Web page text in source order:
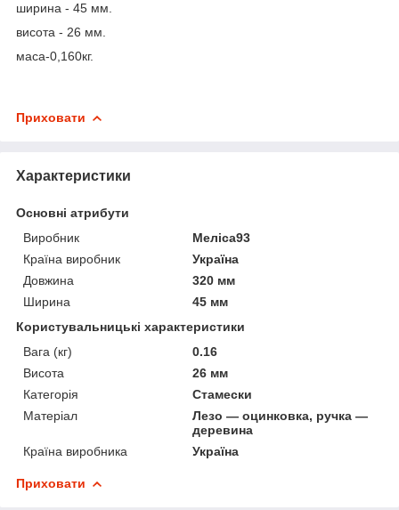
ширина - 45 мм.
висота - 26 мм.
маса-0,160кг.
Приховати
Характеристики
Основні атрибути
Виробник
Меліса93
Країна виробник
Україна
Довжина
320 мм
Ширина
45 мм
Користувальницькі характеристики
Вага (кг)
0.16
Висота
26 мм
Категорія
Стамески
Матеріал
Лезо — оцинковка, ручка —
деревина
Країна виробника
Україна
Приховати